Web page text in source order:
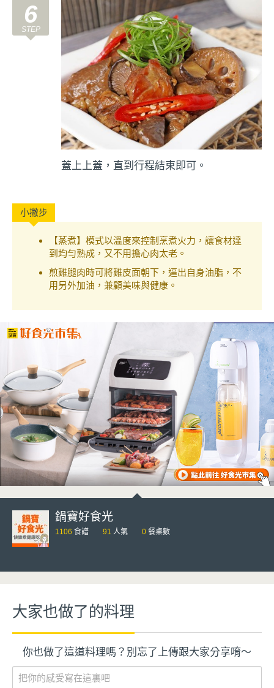
6
蓋上上蓋，直到行程結束即可。
【蒸煮】模式以溫度來控制烹煮火力，讓食材達
到均勻熟成，又不用擔心肉太老。
煎雞腿肉時可將雞皮面朝下，逼出自身油脂，不
用另外加油，兼顧美味與健康。
鍋寶好食光
1106 食譜 91 人氣 0 餐桌數
大家也做了的料理
你也做了這道料理嗎？別忘了上傳跟大家分享唷～